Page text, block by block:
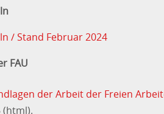
/ Stand Februar 2024
FAU
der Arbeit der Freien
(html).